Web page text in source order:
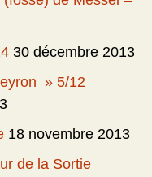
30 décembre 2013
» 5/12
18 novembre 2013
de la Sortie